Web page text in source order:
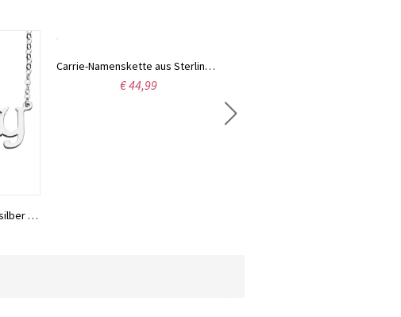
Namenskette aus Sterlingsilber mit der Schriftart Harrington
Carrie-Namenskette aus Sterlingsilber mit Geburtssteinen
€ 44,99